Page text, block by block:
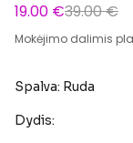
19.00 €39.00 €
Mokėjimo dalimis
Spalva: Ruda
Dydis: